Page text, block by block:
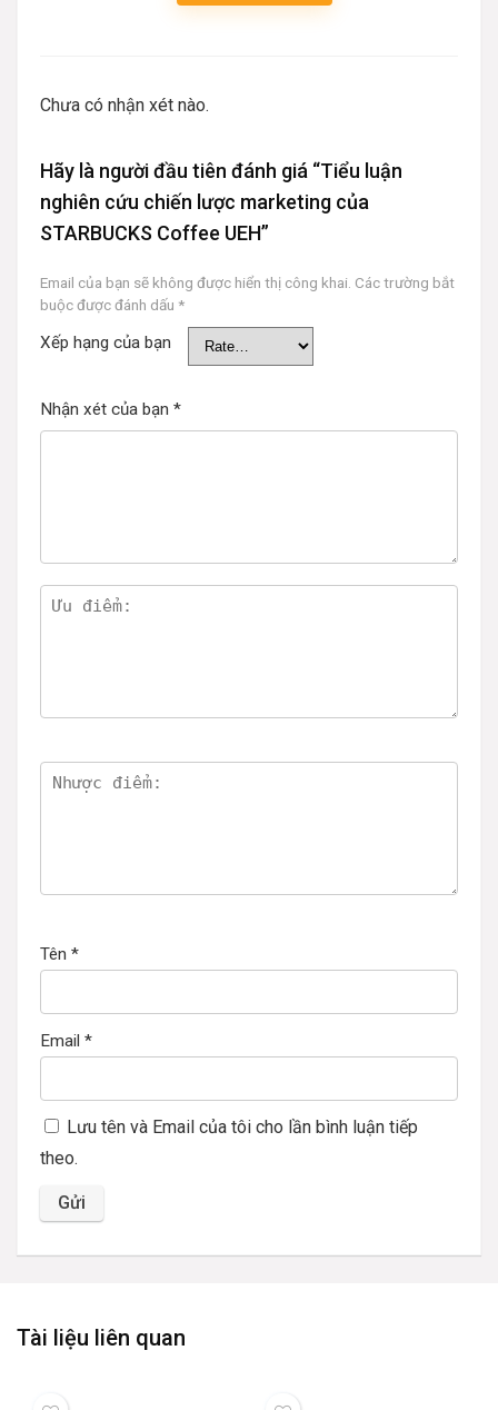
Chưa có nhận xét nào.
Hãy là người đầu tiên đánh giá “Tiểu luận
nghiên cứu chiến lược marketing của
STARBUCKS Coffee UEH”
Email của bạn sẽ không được hiển thị công khai. Các trường bắt
buộc được đánh dấu *
Xếp hạng của bạn
Nhận xét của bạn *
Tên *
Email *
Lưu tên và Email của tôi cho lần bình luận tiếp
theo.
Tài liệu liên quan